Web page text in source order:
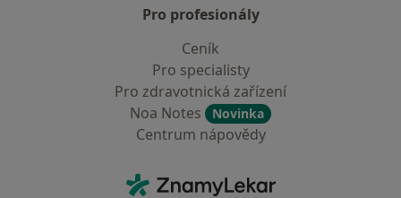
Pro profesionály
Ceník
Pro specialisty
Pro zdravotnická zařízení
Noa Notes
Novinka
Centrum nápovědy
ZnamyLekar - Hlavní stránka